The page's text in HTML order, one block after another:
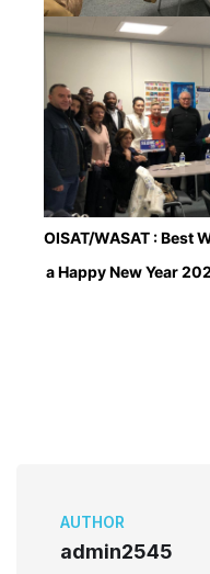
OISAT/WASAT : Best
a Happy New Year
AUTHOR
admin2545